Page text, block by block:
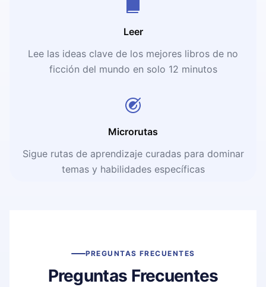
Leer
Lee las ideas clave de los mejores libros de no
ficción del mundo en solo 12 minutos
Microrutas
Sigue rutas de aprendizaje curadas para dominar
temas y habilidades específicas
PREGUNTAS FRECUENTES
Preguntas Frecuentes